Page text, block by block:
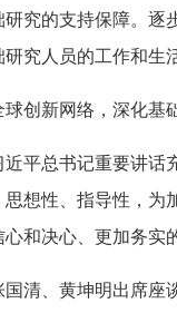
究的支持保障。
究人员的工作和
创新网络，深化
平总书记重要讲
想性、指导性，
和决心、更加务
清、黄坤明出席座